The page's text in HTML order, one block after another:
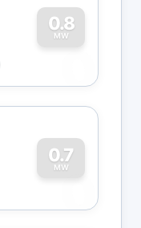
0.8
MW
0
0.7
MW
0